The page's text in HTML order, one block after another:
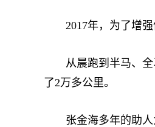
2017年，为了增强
从晨跑到半马、全
了2万多公里。
张金海多年的助人为